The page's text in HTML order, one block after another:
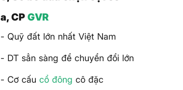
a, CPGVR
- Quỹ đất lớn nhất Việt Nam
- DT sẳn sàng để chuyển đổi lớn
- Cơ cấucổ đông cô đặc